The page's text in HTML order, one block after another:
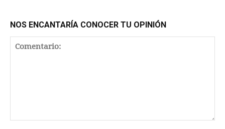
NOS ENCANTARÍA CONOCER TU OPINIÓN